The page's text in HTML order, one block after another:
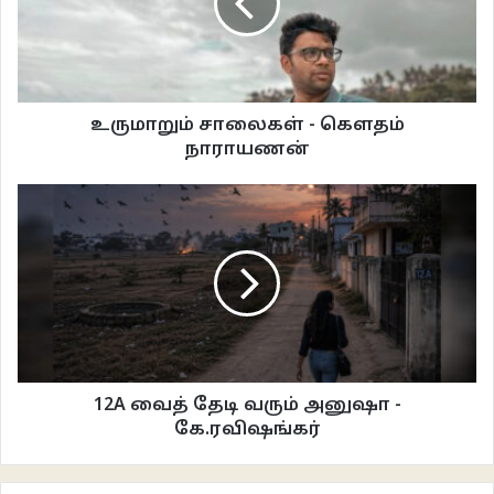
போதையிலும் நெல்லையப்பர் ஆனித் தேரென அவ்வளவு அழகாக, சர்வ
சாதாரணமாக நடப்பான். மதுவின் நெடியைத் தவிரப் போதையின் அடையாளம்
எதுவும் அவனிடத்தில் தெரியாது. சொல்லப்போனால் போதையில் கொஞ்சம்
தெளிவாகவே இருப்பான். மதுக்கடைகளில்கூட இவன் வாந்தியெடுத்து யாரும்
பார்த்ததில்லை. அன்றைக்கு ஏன் அப்படி ஆனது என்று தெரியவில்லை.
அத்தனை பேரும் மட்டையாகி விடுதி அறையில் கிடக்கும்போதுகூட
தெளிவாகவே தன் இரு சக்கர வாகனத்தில் ஹெல்மெட் எல்லாம் அணிந்து வரும்
அளவிற்குத் தெளிவாகவே திருமண மண்டபத்திற்கு வந்தான். மண்டபத்தின்
வாசலில் சந்தனக் குங்குமப் பன்னீர் வஸ்துக்களோடு மல்லிகைப்பூ மணக்க
மணக்க நின்றிருந்த குமரிகள் கைகளில் இருந்த தட்டிலிருந்து எடுத்து, நெற்றியில்
சந்தனக் கீற்றும் அதன் மத்தியில் குங்குமமும் வைப்பதற்குப் பதிலாகக்
குங்குமத்தில் கீற்றும் அதன் மத்தியில் சந்தனப் பொட்டும் வைத்தபோதே
மணியனை ஒரு மாதிரி பார்த்தார் அருகில் நின்றிருந்த மணப்பெண்ணின் தந்தை.
அவன் எங்கு போகிறான் என்ன செய்கிறான் என்பதையும்
கண்காணித்துக்கொண்டே இருந்தார். தாலி கட்டும் வைபவத்தைக் கண்ணாறக்
மதுவின் நெடி. எல்லோர் மூக்கினுள்ளும் முந்நூறு ஈக்கள் நுழைந்தது போலப்
உருமாறும் சாலைகள் - கெளதம்
நாராயணன்
12A வைத் தேடி வரும் அனுஷா -
கே.ரவிஷங்கர்